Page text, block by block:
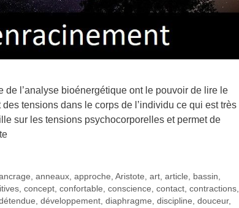
l’analyse bioénergétique ont le pouvoir de lire le
tensions dans le corps de l’individu ce qui est très
sur les tensions psychocorporelles et permet de
,anneaux,approche,Aristote,art,article, bassin,
, concept, confortable, conscience, contact, contractions,
, développement, diaphragme, discipline, douceur,